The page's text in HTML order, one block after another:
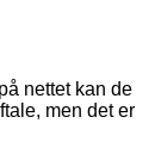
nettet kan de
men det er